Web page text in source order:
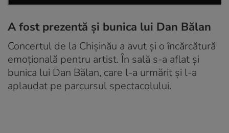
A fost prezentă și bunica lui Dan Bălan
Concertul de la Chișinău a avut și o încărcătură
emoțională pentru artist. În sală s-a aflat și
bunica lui Dan Bălan, care l-a urmărit și l-a
aplaudat pe parcursul spectacolului.